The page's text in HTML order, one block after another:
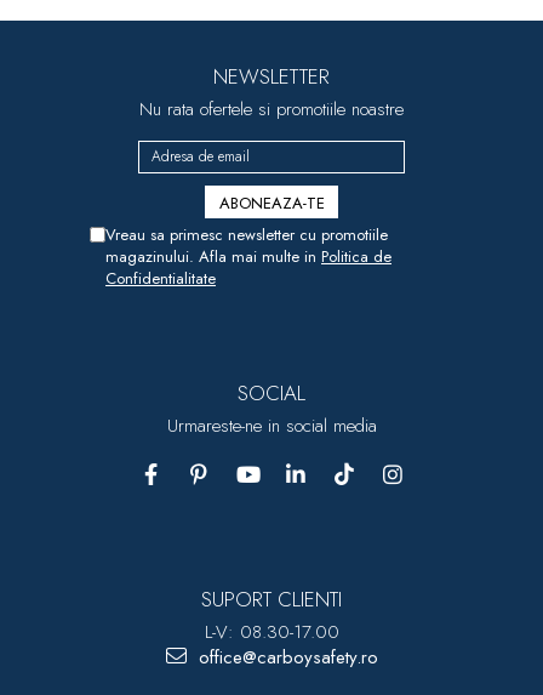
NEWSLETTER
Nu rata ofertele si promotiile noastre
Vreau sa primesc newsletter cu promotiile
magazinului. Afla mai multe in Politica de
Confidentialitate
SOCIAL
Urmareste-ne in social media
SUPORT CLIENTI
L-V: 08.30-17.00
office@carboysafety.ro